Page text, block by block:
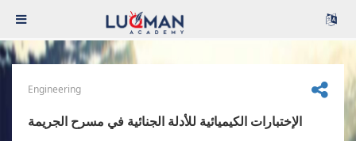
Engineering
الإختبارات الكيميائية للأدلة الجنائية في مسرح الجريمة